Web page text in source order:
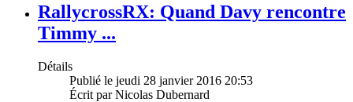
RallycrossRX: Quand Davy rencontre
Timmy ...
Détails
Publié le jeudi 28 janvier 2016 20:53
Écrit par Nicolas Dubernard